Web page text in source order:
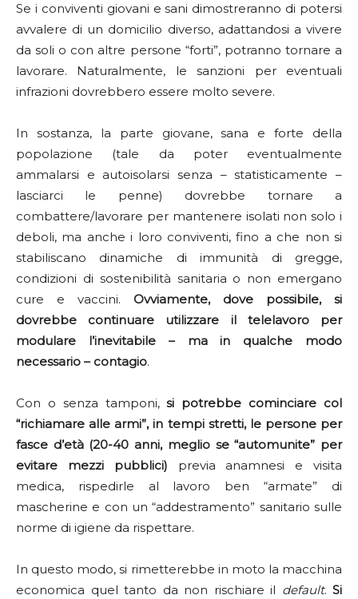
Se i conviventi giovani e sani dimostreranno di potersi
avvalere di un domicilio diverso, adattandosi a vivere
da soli o con altre persone “forti”, potranno tornare a
lavorare. Naturalmente, le sanzioni per eventuali
infrazioni dovrebbero essere molto severe.
In sostanza, la parte giovane, sana e forte della
popolazione (tale da poter eventualmente
ammalarsi e autoisolarsi senza – statisticamente –
lasciarci le penne) dovrebbe tornare a
combattere/lavorare per mantenere isolati non solo i
deboli, ma anche i loro conviventi, fino a che non si
stabiliscano dinamiche di immunità di gregge,
condizioni di sostenibilità sanitaria o non emergano
cure e vaccini. Ovviamente, dove possibile, si
dovrebbe continuare utilizzare il telelavoro per
modulare l’inevitabile – ma in qualche modo
necessario – contagio.
Con o senza tamponi,si potrebbe cominciare col
“richiamare alle armi”, in tempi stretti, le persone per
fasce d’età (20-40 anni, meglio se “automunite” per
evitare mezzi pubblici) previa anamnesi e visita
medica, rispedirle al lavoro ben “armate” di
mascherine e con un “addestramento” sanitario sulle
norme di igiene da rispettare.
In questo modo, si rimetterebbe in moto la macchina
economica quel tanto da non rischiare il default. Si